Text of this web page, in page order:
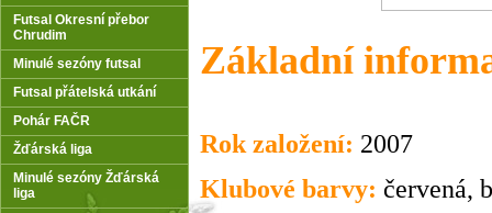
Futsal Okresní přebor
Chrudim
Minulé sezóny futsal
Futsal přátelská utkání
Pohár FAČR
Žďárská liga
Minulé sezóny Žďárská
liga
Základní
Rok založení: 2007
Klubové barvy: červená,